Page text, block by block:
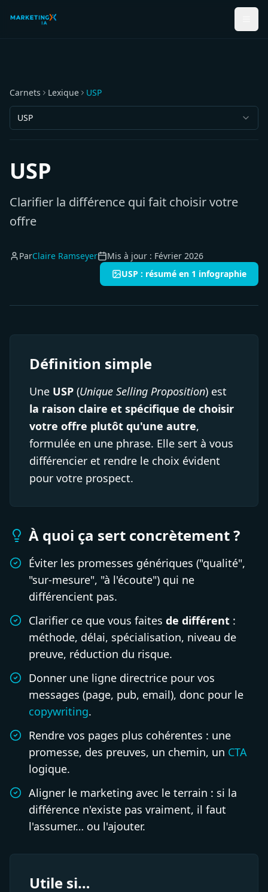
Carnets Lexique USP
USP
USP
Clarifier la différence qui fait choisir votre
offre
ParClaire Ramseyer Mis à jour : Février 2026
USP : résumé en 1 infographie
Définition simple
Une USP (Unique Selling Proposition) est
la raison claire et spécifique de choisir
votre offre plutôt qu'une autre,
formulée en une phrase. Elle sert à vous
différencier et rendre le choix évident
pour votre prospect.
À quoi ça sert concrètement ?
Éviter les promesses génériques ("qualité",
"sur-mesure", "à l'écoute") qui ne
différencient pas.
Clarifier ce que vous faites de différent :
méthode, délai, spécialisation, niveau de
preuve, réduction du risque.
Donner une ligne directrice pour vos
messages (page, pub, email), donc pour le
copywriting.
Rendre vos pages plus cohérentes : une
promesse, des preuves, un chemin, un CTA
logique.
Aligner le marketing avec le terrain : si la
différence n'existe pas vraiment, il faut
l'assumer… ou l'ajouter.
Utile si…